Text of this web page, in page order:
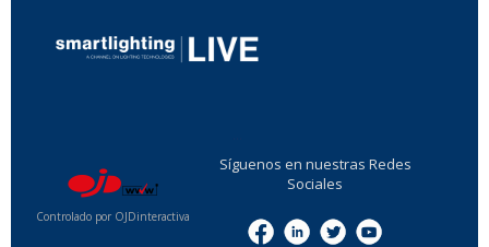
Controlado por OJDinteractiva
Síguenos en nuestras Redes
Sociales